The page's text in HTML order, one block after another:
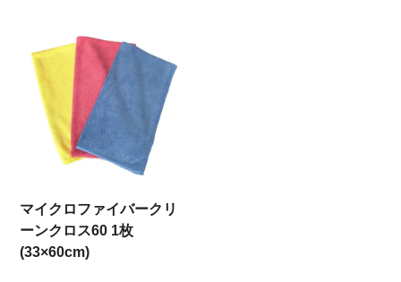
マイクロファイバークリ
ーンクロス60 1枚
(33×60cm)